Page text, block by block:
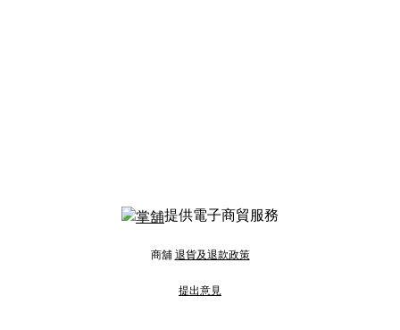
提供電子商貿服務
商舖 退貨及退款政策
提出意見